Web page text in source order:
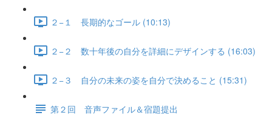
２−１ 長期的なゴール (10:13)
２−２ 数十年後の自分を詳細にデザインする (16:03)
２−３ 自分の未来の姿を自分で決めること (15:31)
第２回 音声ファイル＆宿題提出